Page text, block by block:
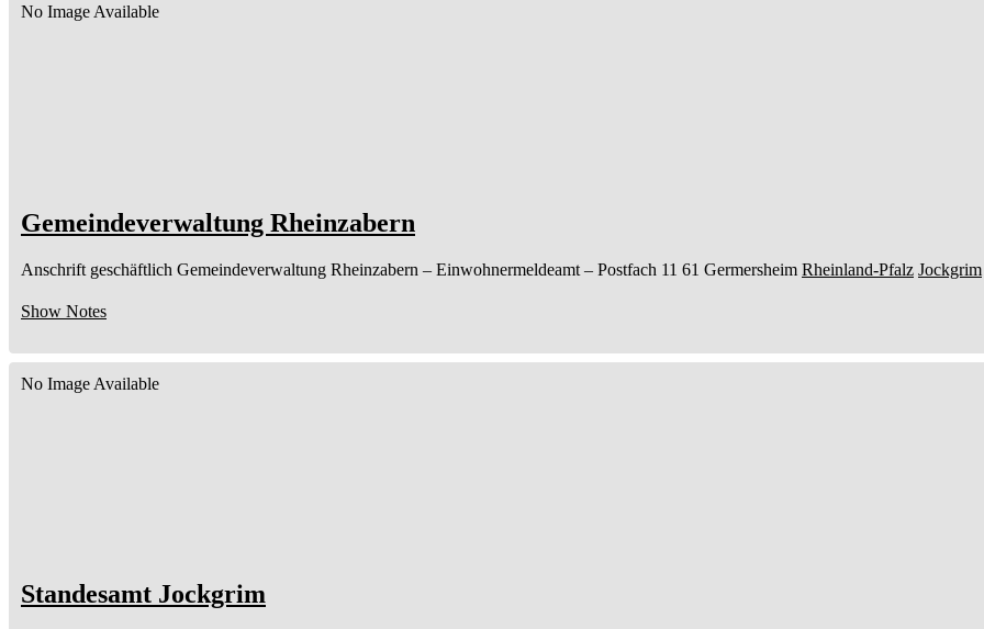
No Image Available
Gemeindeverwaltung Rheinzabern
Anschrift geschäftlich Gemeindeverwaltung Rheinzabern – Einwohnermeldeamt – Postfach 11 61 Germersheim Rheinland-Pfalz Jockgrim
Show Notes
No Image Available
Standesamt Jockgrim